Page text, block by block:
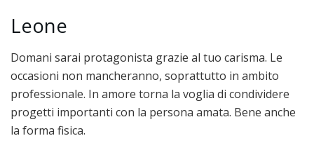
Leone
Domani sarai protagonista grazie al tuo carisma. Le
occasioni non mancheranno, soprattutto in ambito
professionale. In amore torna la voglia di condividere
progetti importanti con la persona amata. Bene anche
la forma fisica.